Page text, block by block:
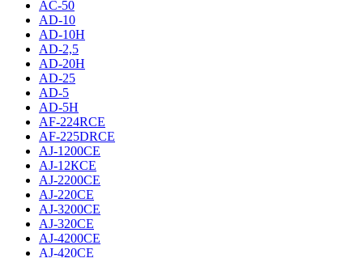
AC-50
AD-10
AD-10H
AD-2,5
AD-20H
AD-25
AD-5
AD-5H
AF-224RCE
AF-225DRCE
AJ-1200CE
AJ-12КCE
AJ-2200CE
AJ-220CE
AJ-3200CE
AJ-320CE
AJ-4200CE
AJ-420CE